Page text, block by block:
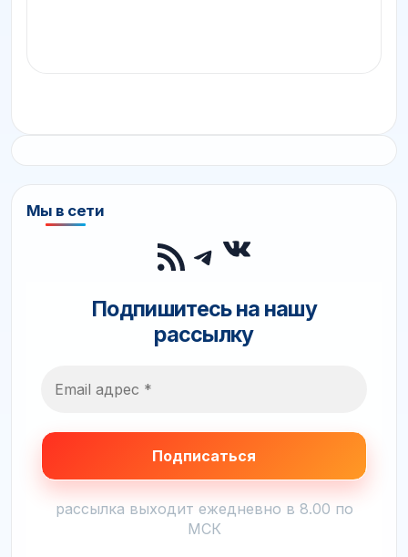
Мы в сети
RSS-лента
Telegram
ВКонтакте
Подпишитесь на нашу
рассылку
рассылка выходит ежедневно в 8.00 по
МСК